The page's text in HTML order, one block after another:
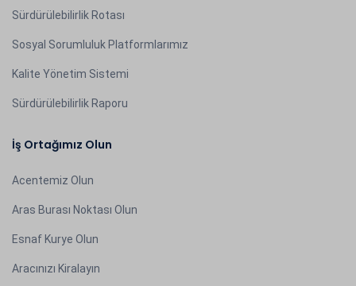
Sürdürülebilirlik Rotası
Sosyal Sorumluluk Platformlarımız
Kalite Yönetim Sistemi
Sürdürülebilirlik Raporu
İş Ortağımız Olun
Acentemiz Olun
Aras Burası Noktası Olun
Esnaf Kurye Olun
Aracınızı Kiralayın